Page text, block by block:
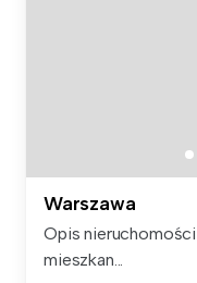
Warszawa
Opis
mieszkan...